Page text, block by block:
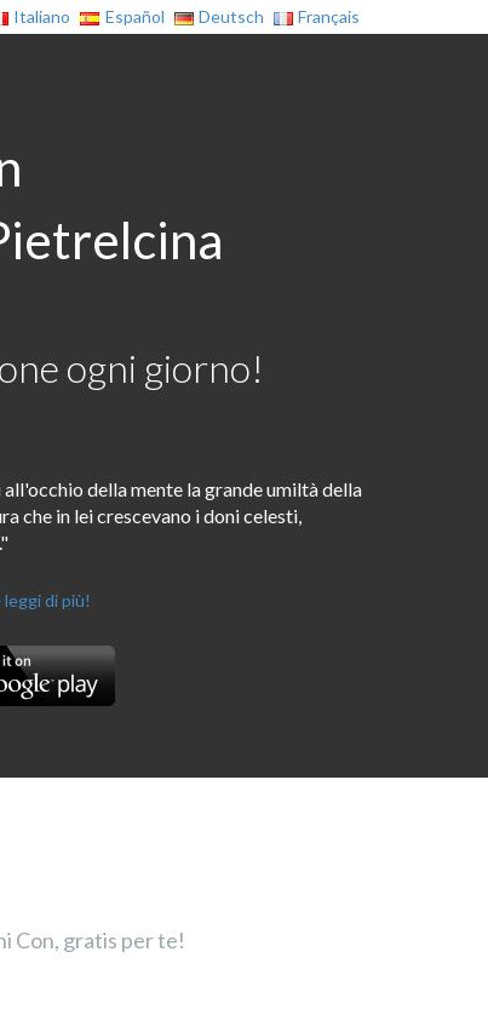
Italiano Español Deutsch Français
ogni giorno!
della mente la grande umiltà della
che in lei crescevano i doni celesti,
leggi di più!
Con, gratis per te!